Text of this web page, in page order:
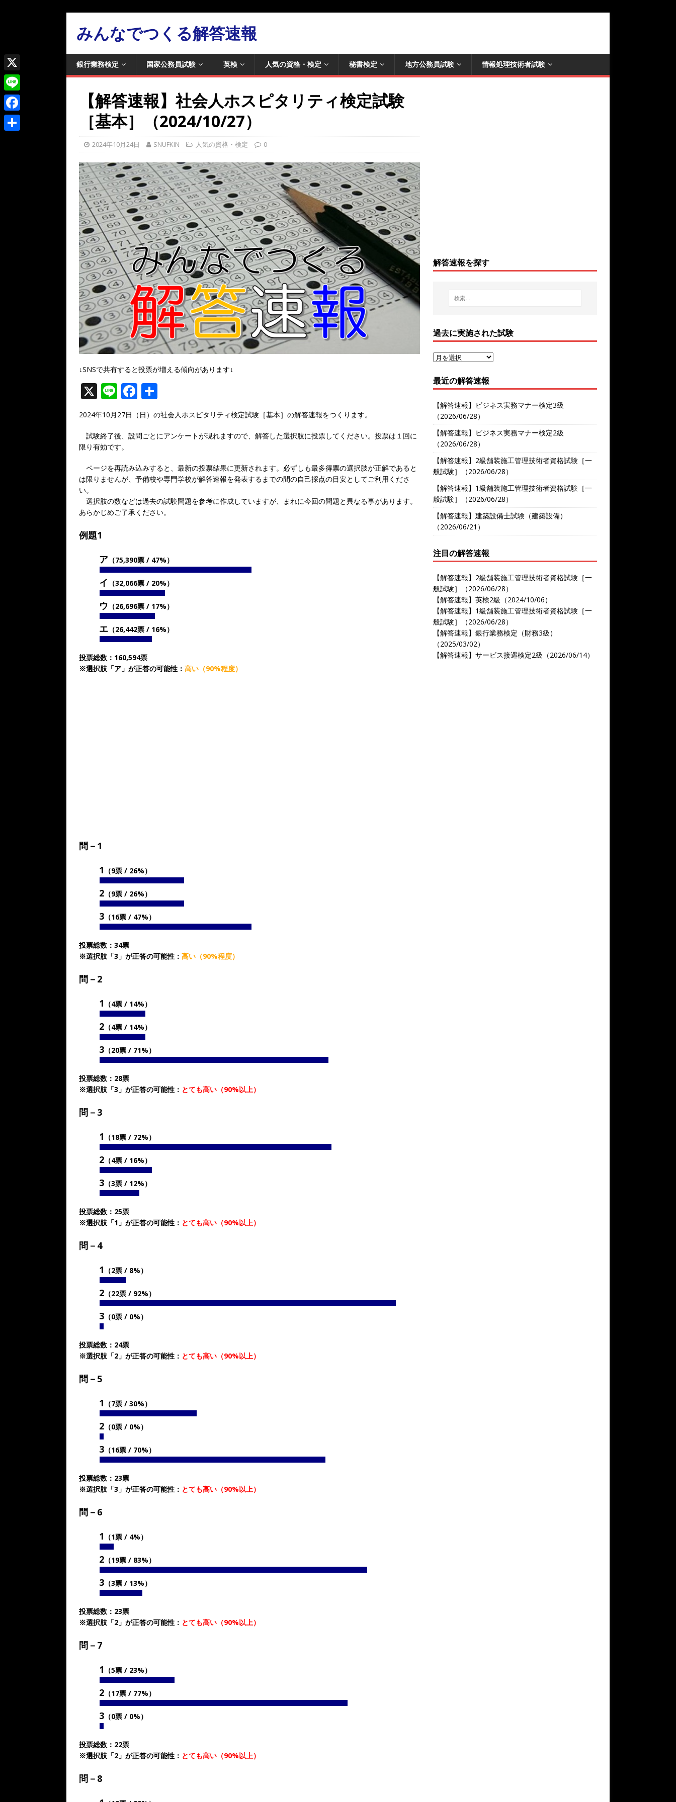
みんなでつくる解答速報
銀行業務検定 国家公務員試験 英検 人気の資格・検定 秘書検定 地方公務員試験 情報処理技術者試験
【解答速報】社会人ホスピタリティ検定試験
［基本］（2024/10/27）
2024年10月24日 SNUFKIN 人気の資格・検定 0
↓SNSで共有すると投票が増える傾向があります↓
X Li
n
e
F
a
c
e
o
o
k
有
2024年10月27日（日）の社会人ホスピタリティ検定試験［基本］の解答速報をつくります。
試験終了後、設問ごとにアンケートが現れますので、解答した選択肢に投票してください。投票は１回に
限り有効です。
ページを再読み込みすると、最新の投票結果に更新されます。必ずしも最多得票の選択肢が正解であると
は限りませんが、予備校や専門学校が解答速報を発表するまでの間の自己採点の目安としてご利用くださ
い。
選択肢の数などは過去の試験問題を参考に作成していますが、まれに今回の問題と異なる事があります。
あらかじめご了承ください。
例題1
ア （75,390票 / 47%）
イ （32,066票 / 20%）
ウ （26,696票 / 17%）
エ （26,442票 / 16%）
投票総数：160,594票
※選択肢「ア」が正答の可能性： 高い（90%程度）
問－1
1 （9票 / 26%）
2 （9票 / 26%）
3 （16票 / 47%）
投票総数：34票
※選択肢「3」が正答の可能性： 高い（90%程度）
問－2
1 （4票 / 14%）
2 （4票 / 14%）
3 （20票 / 71%）
投票総数：28票
※選択肢「3」が正答の可能性： とても高い（90%以上）
問－3
1 （18票 / 72%）
2 （4票 / 16%）
3 （3票 / 12%）
投票総数：25票
※選択肢「1」が正答の可能性： とても高い（90%以上）
問－4
1 （2票 / 8%）
2 （22票 / 92%）
3 （0票 / 0%）
投票総数：24票
※選択肢「2」が正答の可能性： とても高い（90%以上）
問－5
1 （7票 / 30%）
2 （0票 / 0%）
3 （16票 / 70%）
投票総数：23票
※選択肢「3」が正答の可能性： とても高い（90%以上）
問－6
1 （1票 / 4%）
2 （19票 / 83%）
3 （3票 / 13%）
投票総数：23票
※選択肢「2」が正答の可能性： とても高い（90%以上）
問－7
1 （5票 / 23%）
2 （17票 / 77%）
3 （0票 / 0%）
投票総数：22票
※選択肢「2」が正答の可能性： とても高い（90%以上）
問－8
解答速報を探す
過去に実施された試験
最近の解答速報
【解答速報】ビジネス実務マナー検定3級
（2026/06/28）
【解答速報】ビジネス実務マナー検定2級
（2026/06/28）
【解答速報】2級舗装施工管理技術者資格試験［一
般試験］（2026/06/28）
【解答速報】1級舗装施工管理技術者資格試験［一
般試験］（2026/06/28）
【解答速報】建築設備士試験（建築設備）
（2026/06/21）
注目の解答速報
【解答速報】2級舗装施工管理技術者資格試験［一
般試験］（2026/06/28）
【解答速報】英検2級（2024/10/06）
【解答速報】1級舗装施工管理技術者資格試験［一
般試験］（2026/06/28）
【解答速報】銀行業務検定（財務3級）
（2025/03/02）
【解答速報】サービス接遇検定2級（2026/06/14）
X
L
i
n
F